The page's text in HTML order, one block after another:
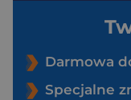
Darmowa
Specjalne